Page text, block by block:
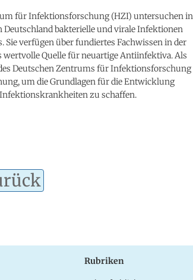
für Infektionsforschung (HZI) untersuchen in
Deutschland bakterielle und virale Infektionen
Sie verfügen über fundiertes Fachwissen in der
Quelle für neuartige Antiinfektiva. Als
Deutschen Zentrums für Infektionsforschung
um die Grundlagen für die Entwicklung
zu schaffen.
Rubriken